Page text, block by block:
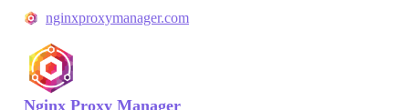
nginxproxymanager.com
Nginx Proxy Manager